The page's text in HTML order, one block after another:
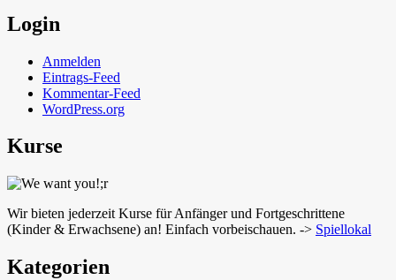
Login
Anmelden
Eintrags-Feed
Kommentar-Feed
WordPress.org
Kurse
Wir bieten jederzeit Kurse für Anfänger und Fortgeschrittene
(Kinder & Erwachsene) an! Einfach vorbeischauen. -> Spiellokal
Kategorien